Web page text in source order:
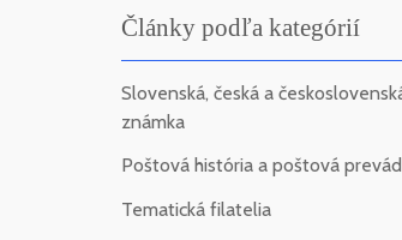
Články podľa kategórií
Slovenská, česká a
známka
Poštová história a poštová
Tematická filatelia